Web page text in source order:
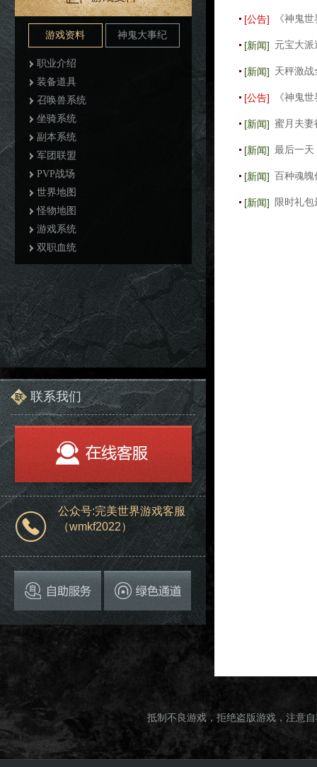
游戏资料 神鬼大事纪
职业介绍
装备道具
召唤兽系统
坐骑系统
副本系统
军团联盟
PVP战场
世界地图
怪物地图
游戏系统
双职血统
联系我们
公众号:完美世界游戏客服
（wmkf2022）
[公告] 《神鬼
[新闻] 元宝大
[新闻] 天秤激
[公告] 《神鬼
[新闻] 蜜月夫妻
[新闻] 最后一天
[新闻] 百种魂
[新闻] 限时礼
抵制不良游戏，拒绝盗版游戏，注意